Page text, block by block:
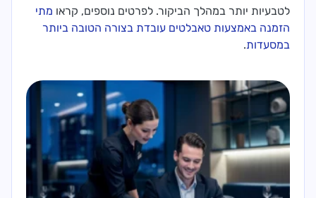
לטבעיות יותר במהלך הביקור. לפרטים נוספים, קראו מתי
הזמנה באמצעות טאבלטים עובדת בצורה הטובה ביותר
במסעדות.